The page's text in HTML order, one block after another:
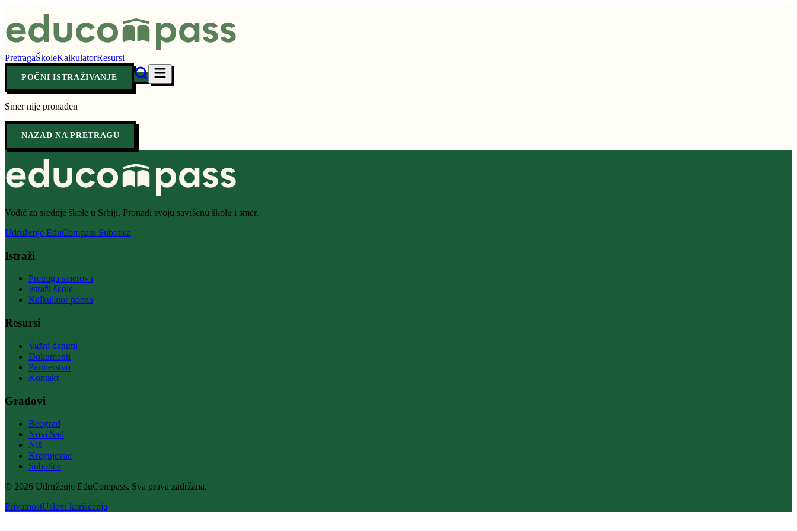
PretragaŠkoleKalkulatorResursi
POČNI ISTRAŽIVANJE
Smer nije pronađen
NAZAD NA PRETRAGU
Vodič za srednje škole u Srbiji. Pronađi svoju savršenu školu i smer.
Udruženje EduCompass Subotica
Istraži
Pretraga smerova
Istraži škole
Kalkulator poena
Resursi
Važni datumi
Dokumenti
Partnerstvo
Kontakt
Gradovi
Beograd
Novi Sad
Niš
Kragujevac
Subotica
© 2026 Udruženje EduCompass. Sva prava zadržana.
PrivatnostUslovi korišćenja